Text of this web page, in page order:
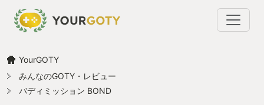
YourGOTY
みんなのGOTY・レビュー
バディミッション BOND